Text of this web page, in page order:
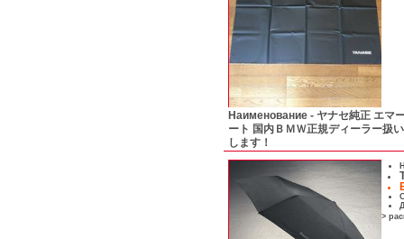
Наименование - ヤナセ純正 エマ
ート 国内ＢＭＷ正規ディーラー扱
します！
>